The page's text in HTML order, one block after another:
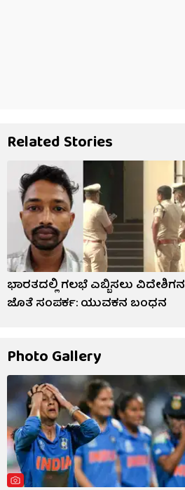
Related Stories
ಭಾರತದಲ್ಲಿ ಗಲಭೆ ಎಬ್ಬಿಸಲು ವಿದೇಶಿಗನ
ಜೊತೆ ಸಂಪರ್ಕ: ಯುವಕನ ಬಂಧನ
Photo Gallery